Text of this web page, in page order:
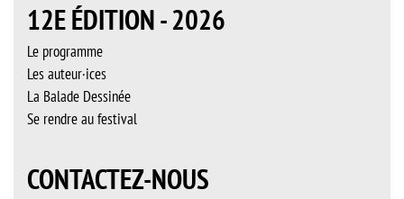
12E ÉDITION - 2026
Le programme
Les auteur·ices
La Balade Dessinée
Se rendre au festival
CONTACTEZ-NOUS